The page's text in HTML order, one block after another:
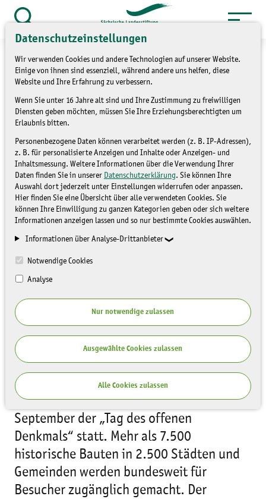
Datenschutzeinstellungen
Wir verwenden Cookies und andere Technologien auf unserer Website.
Einige von ihnen sind essenziell, während andere uns helfen, diese
Website und Ihre Erfahrung zu verbessern.
Wenn Sie unter 16 Jahre alt sind und Ihre Zustimmung zu freiwilligen
Diensten geben möchten, müssen Sie Ihre Erziehungsberechtigten um
Erlaubnis bitten.
Personenbezogene Daten können verarbeitet werden (z. B. IP-Adressen),
z. B. für personalisierte Anzeigen und Inhalte oder Anzeigen- und
Inhaltsmessung. Weitere Informationen über die Verwendung Ihrer
Daten finden Sie in unserer Datenschutzerklärung. Sie können Ihre
Auswahl dort jederzeit unter Einstellungen widerrufen oder anpassen.
Hier finden Sie eine Übersicht über alle verwendeten Cookies. Sie
können Ihre Einwilligung zu ganzen Kategorien geben oder sich weitere
Informationen anzeigen lassen und so nur bestimmte Cookies auswählen.
Informationen über Analyse-Drittanbieter
Notwendige Cookies
Analyse
Nur notwendige zulassen
Ausgewählte Cookies zulassen
Alle Cookies zulassen
Zum
Inhalt
springen
öffnen
Service » Presse und Medien
» Pressemitteilungen
Tag des offenen Denkmals
2010
PRESSEMITTEILUNGEN
Seit 17 Jahren findet jährlich im
September der „Tag des offenen
Denkmals“ statt. Mehr als 7.500
historische Bauten in 2.500 Städten und
Gemeinden werden bundesweit für
Besucher zugänglich gemacht. Der